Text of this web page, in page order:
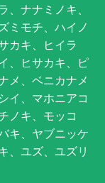
、ナナミノキ、
ミモチ、ハイノ
カキ、ヒイラ
、ヒサカキ、ピ
メ、ベニカナメ
イ、マホニアコ
ノキ、モッコ
キ、ヤブニッケ
、ユズ、ユズリ